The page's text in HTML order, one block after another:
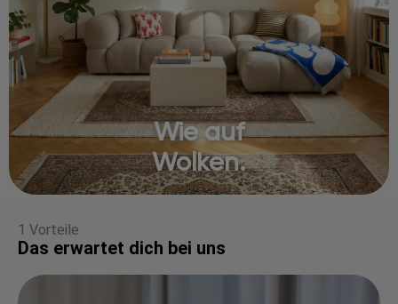
Wie auf
Wolken.
1 Vorteile
Das erwartet dich bei uns